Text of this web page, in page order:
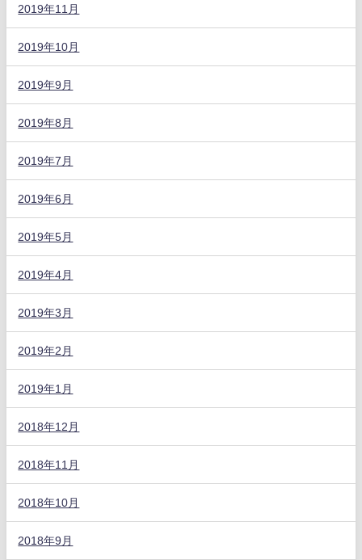
2019年11月
2019年10月
2019年9月
2019年8月
2019年7月
2019年6月
2019年5月
2019年4月
2019年3月
2019年2月
2019年1月
2018年12月
2018年11月
2018年10月
2018年9月